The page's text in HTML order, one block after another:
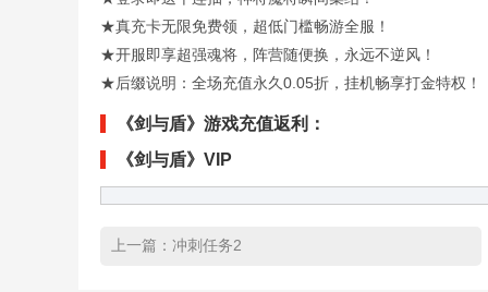
★真充卡无限免费领，超低门槛畅游全服！
★开服即享超强魂将，阵营随便换，永远不逆风！
★后缀说明：全场充值永久0.05折，挂机畅享打金特权！
《剑与盾》游戏充值返利：
《剑与盾》VIP
上一篇： 冲刺任务2